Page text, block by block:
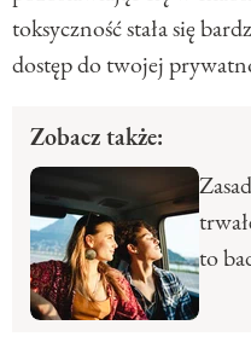
toksyczność stała się
dostęp do twojej
Zobacz także:
to